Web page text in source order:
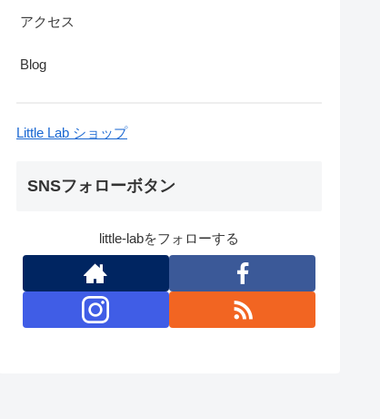
アクセス
Blog
Little Lab ショップ
SNSフォローボタン
little-labをフォローする